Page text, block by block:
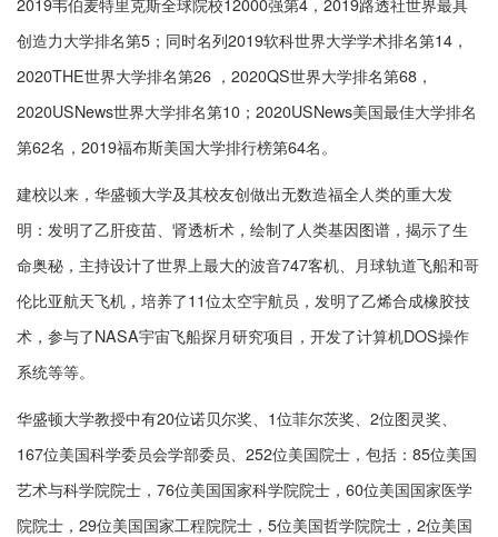
创造力大学排名第5；同时名列2019软科世界大学学术排名第14，
2020THE世界大学排名第26 ，2020QS世界大学排名第68，
2020USNews世界大学排名第10；2020USNews美国最佳大学排名
第62名，2019福布斯美国大学排行榜第64名。
建校以来，华盛顿大学及其校友创做出无数造福全人类的重大发
明：发明了乙肝疫苗、肾透析术，绘制了人类基因图谱，揭示了生
命奥秘，主持设计了世界上最大的波音747客机、月球轨道飞船和哥
伦比亚航天飞机，培养了11位太空宇航员，发明了乙烯合成橡胶技
术，参与了NASA宇宙飞船探月研究项目，开发了计算机DOS操作
系统等等。
华盛顿大学教授中有20位诺贝尔奖、1位菲尔茨奖、2位图灵奖、
167位美国科学委员会学部委员、252位美国院士，包括：85位美国
艺术与科学院院士，76位美国国家科学院院士，60位美国国家医学
院院士，29位美国国家工程院院士，5位美国哲学院院士，2位美国